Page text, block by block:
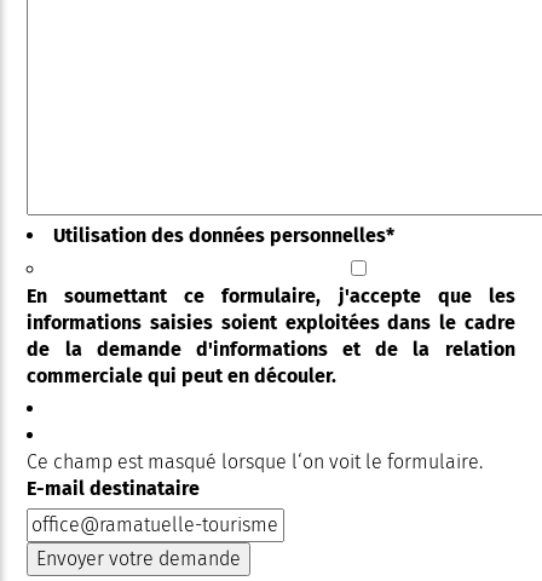
Utilisation des données personnelles*
En soumettant ce formulaire, j'accepte que les
informations saisies soient exploitées dans le cadre
de la demande d'informations et de la relation
commerciale qui peut en découler.
Ce champ est masqué lorsque l‘on voit le formulaire.
E-mail destinataire